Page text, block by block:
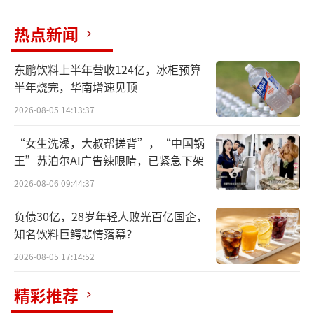
而在2022年，指南针还拿下网信证券10
0%股权。其先后拿下网信证券、先锋基金或是
试图将商业模式从软件付费向流量变现延伸。
毕竟同样是金融信息服务商的东方财富正是通
过前期流量积累，后期进军证券、基金行业，
实现了快速变现，使得其业绩与股价齐升。
指南针拿下先锋基金
2月18日，“小东财”指南针称与北京鹏康
投资签署了关于先锋基金股权转让的协议，根
据协议内容，前者以1.09亿元从后者手中接过
登记至指南针名下。
热点新闻
东鹏饮料上半年营收124亿，冰柜预算
半年烧完，华南增速见顶
2026-08-05 14:13:37
“女生洗澡，大叔帮搓背”，“中国锅
王”苏泊尔AI广告辣眼睛，已紧急下架
2026-08-06 09:44:37
负债30亿，28岁年轻人败光百亿国企，
知名饮料巨鳄悲情落幕？
2026-08-05 17:14:52
精彩推荐